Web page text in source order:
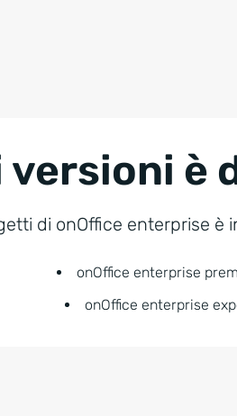
versioni è
di onOffice enterprise è
onOffice enterprise
onOffice enterprise